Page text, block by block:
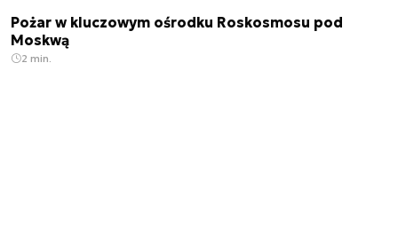
Pożar w kluczowym ośrodku Roskosmosu pod
Moskwą
2 min.